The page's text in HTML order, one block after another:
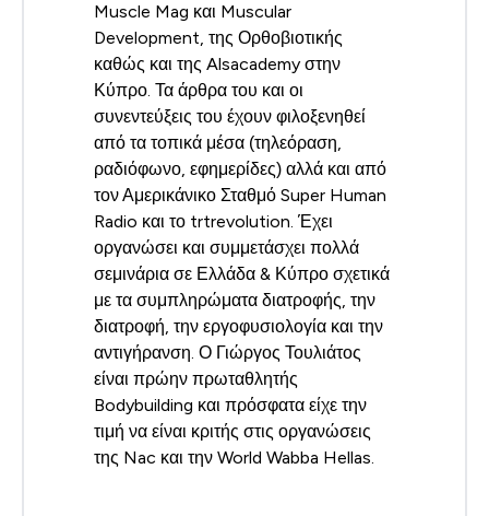
Muscle Mag και Muscular
Development, της Ορθοβιοτικής
καθώς και της Alsacademy στην
Κύπρο. Τα άρθρα του και οι
συνεντεύξεις του έχουν φιλοξενηθεί
από τα τοπικά μέσα (τηλεόραση,
ραδιόφωνο, εφημερίδες) αλλά και από
τον Αμερικάνικο Σταθμό Super Human
Radio και το trtrevolution. Έχει
οργανώσει και συμμετάσχει πολλά
σεμινάρια σε Ελλάδα & Κύπρο σχετικά
με τα συμπληρώματα διατροφής, την
διατροφή, την εργοφυσιολογία και την
αντιγήρανση. Ο Γιώργος Τουλιάτος
είναι πρώην πρωταθλητής
Bodybuilding και πρόσφατα είχε την
τιμή να είναι κριτής στις οργανώσεις
της Nac και την World Wabba Hellas.